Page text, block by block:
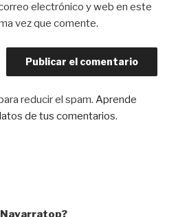
electrónico y web en este
vez que comente.
reducir el spam. Aprende
de tus comentarios.
Navarratop?